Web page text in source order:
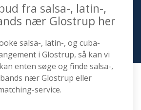
fra salsa-, latin-,
nær Glostrup her
salsa-, latin-, og cuba-
i Glostrup, så kan vi
enten søge og finde salsa-,
nær Glostrup eller
service.